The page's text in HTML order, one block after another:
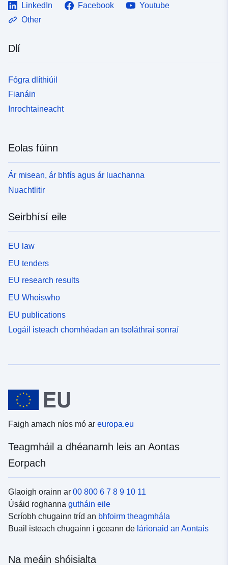
LinkedIn Facebook
Youtube
Other
Dlí
Fógra dlíthiúil
Fianáin
Inrochtaineacht
Eolas fúinn
Ár misean, ár bhfís agus ár luachanna
Nuachtlitir
Seirbhísí eile
EU law
EU tenders
EU research results
EU Whoiswho
EU publications
Logáil isteach chomhéadan an tsoláthraí sonraí
Faigh amach níos mó ar europa.eu
Teagmháil a dhéanamh leis an Aontas
Eorpach
Glaoigh orainn ar 00 800 6 7 8 9 10 11
Úsáid roghanna gutháin eile
Scríobh chugainn tríd an bhfoirm theagmhála
Buail isteach chugainn i gceann de lárionaid an Aontais
Na meáin shóisialta